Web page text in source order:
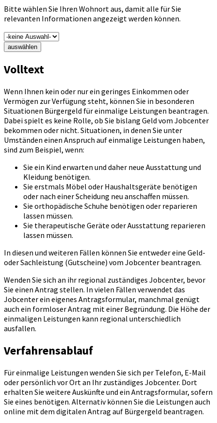
Bitte wählen Sie Ihren Wohnort aus, damit alle für Sie
relevanten Informationen angezeigt werden können.
auswählen
Volltext
Wenn Ihnen kein oder nur ein geringes Einkommen oder
Vermögen zur Verfügung steht, können Sie in besonderen
Situationen Bürgergeld für einmalige Leistungen beantragen.
Dabei spielt es keine Rolle, ob Sie bislang Geld vom Jobcenter
bekommen oder nicht. Situationen, in denen Sie unter
Umständen einen Anspruch auf einmalige Leistungen haben,
sind zum Beispiel, wenn:
Sie ein Kind erwarten und daher neue Ausstattung und
Kleidung benötigen.
Sie erstmals Möbel oder Haushaltsgeräte benötigen
oder nach einer Scheidung neu anschaffen müssen.
Sie orthopädische Schuhe benötigen oder reparieren
lassen müssen.
Sie therapeutische Geräte oder Ausstattung reparieren
lassen müssen.
In diesen und weiteren Fällen können Sie entweder eine Geld-
oder Sachleistung (Gutscheine) vom Jobcenter beantragen.
Wenden Sie sich an ihr regional zuständiges Jobcenter, bevor
Sie einen Antrag stellen. In vielen Fällen verwendet das
Jobcenter ein eigenes Antragsformular, manchmal genügt
auch ein formloser Antrag mit einer Begründung. Die Höhe der
einmaligen Leistungen kann regional unterschiedlich
ausfallen.
Verfahrensablauf
Für einmalige Leistungen wenden Sie sich per Telefon, E-Mail
oder persönlich vor Ort an Ihr zuständiges Jobcenter. Dort
erhalten Sie weitere Auskünfte und ein Antragsformular, sofern
Sie eines benötigen. Alternativ können Sie die Leistungen auch
online mit dem digitalen Antrag auf Bürgergeld beantragen.